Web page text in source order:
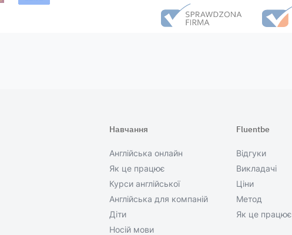
Навчання
Англійська онлайн
Як це працює
Курси англійської
Англійська для компаній
Діти
Носій мови
Fluentbe
Відгуки
Викладачі
Ціни
Метод
Як це працює